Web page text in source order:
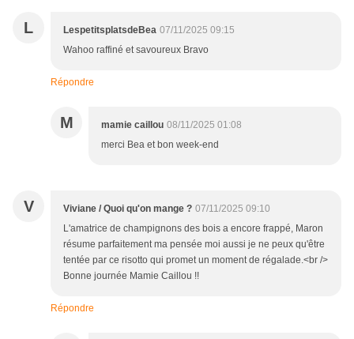
L LespetitsplatsdeBea 07/11/2025 09:15
Wahoo raffiné et savoureux Bravo
Répondre
M mamie caillou 08/11/2025 01:08
merci Bea et bon week-end
V Viviane / Quoi qu'on mange ? 07/11/2025 09:10
L'amatrice de champignons des bois a encore frappé, Maron
résume parfaitement ma pensée moi aussi je ne peux qu'être
tentée par ce risotto qui promet un moment de régalade.<br />
Bonne journée Mamie Caillou !!
Répondre